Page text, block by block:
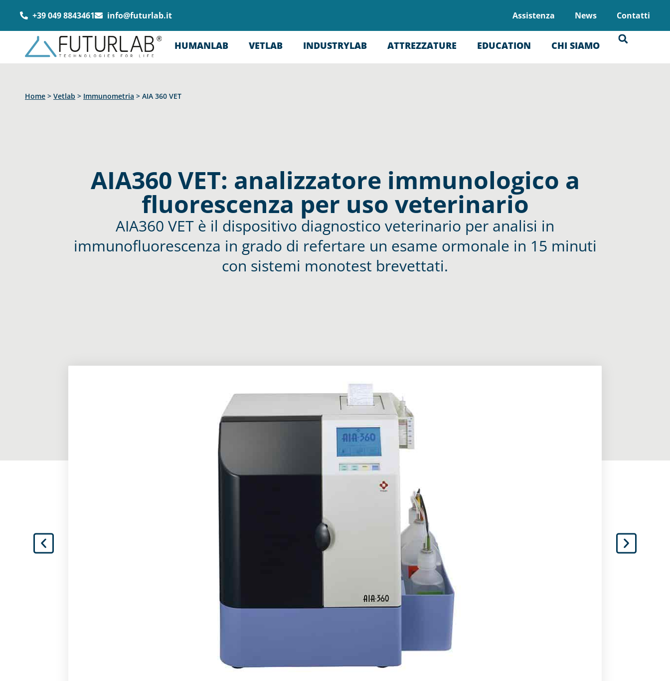
+39 049 8843461 info@futurlab.it Assistenza News Contatti
HUMANLAB VETLAB INDUSTRYLAB ATTREZZATURE EDUCATION CHI SIAMO
Home > Vetlab > Immunometria > AIA 360 VET
AIA360 VET: analizzatore immunologico a
fluorescenza per uso veterinario
AIA360 VET è il dispositivo diagnostico veterinario per analisi in
immunofluorescenza in grado di refertare un esame ormonale in 15 minuti
con sistemi monotest brevettati.